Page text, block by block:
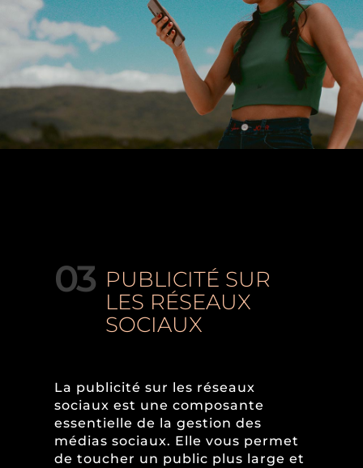
03 PUBLICITÉ SUR
LES RÉSEAUX
SOCIAUX
La publicité sur les réseaux
sociaux est une composante
essentielle de la gestion des
médias sociaux. Elle vous permet
de toucher un public plus large et